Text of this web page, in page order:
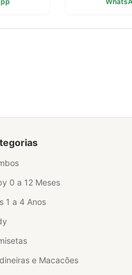
0 a 12 Meses
1 a 4 Anos
e Macacões